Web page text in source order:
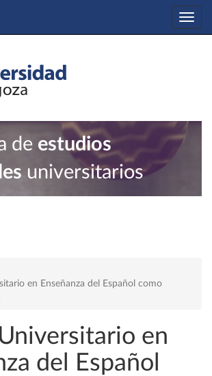
de estudios
universitarios
en Enseñanza del Español como
en
del Español